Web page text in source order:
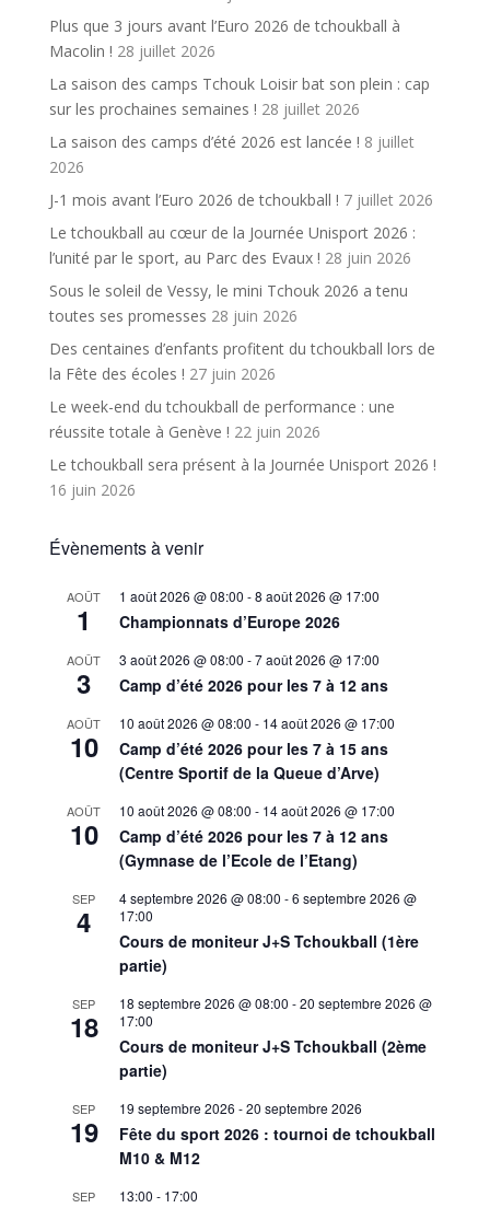
Plus que 3 jours avant l’Euro 2026 de tchoukball à
Macolin ! 28 juillet 2026
La saison des camps Tchouk Loisir bat son plein : cap
sur les prochaines semaines ! 28 juillet 2026
La saison des camps d’été 2026 est lancée ! 8 juillet
2026
J-1 mois avant l’Euro 2026 de tchoukball ! 7 juillet 2026
Le tchoukball au cœur de la Journée Unisport 2026 :
l’unité par le sport, au Parc des Evaux ! 28 juin 2026
Sous le soleil de Vessy, le mini Tchouk 2026 a tenu
toutes ses promesses 28 juin 2026
Des centaines d’enfants profitent du tchoukball lors de
la Fête des écoles ! 27 juin 2026
Le week-end du tchoukball de performance : une
réussite totale à Genève ! 22 juin 2026
Le tchoukball sera présent à la Journée Unisport 2026 !
16 juin 2026
Évènements à venir
AOÛT
1
1 août 2026 @ 08:00 -8 août 2026 @ 17:00
Championnats d’Europe 2026
AOÛT
3
3 août 2026 @ 08:00 -7 août 2026 @ 17:00
Camp d’été 2026 pour les 7 à 12 ans
AOÛT
10
10 août 2026 @ 08:00 - 14 août 2026 @ 17:00
Camp d’été 2026 pour les 7 à 15 ans
(Centre Sportif de la Queue d’Arve)
AOÛT
10
10 août 2026 @ 08:00 - 14 août 2026 @ 17:00
Camp d’été 2026 pour les 7 à 12 ans
(Gymnase de l’Ecole de l’Etang)
SEP
4
4 septembre 2026 @ 08:00 -6 septembre 2026 @
17:00
Cours de moniteur J+S Tchoukball (1ère
partie)
SEP
18
18 septembre 2026 @ 08:00 -20 septembre 2026 @
17:00
Cours de moniteur J+S Tchoukball (2ème
partie)
SEP
19
19 septembre 2026 -20 septembre 2026
Fête du sport 2026 : tournoi de tchoukball
M10 & M12
SEP 13:00 - 17:00